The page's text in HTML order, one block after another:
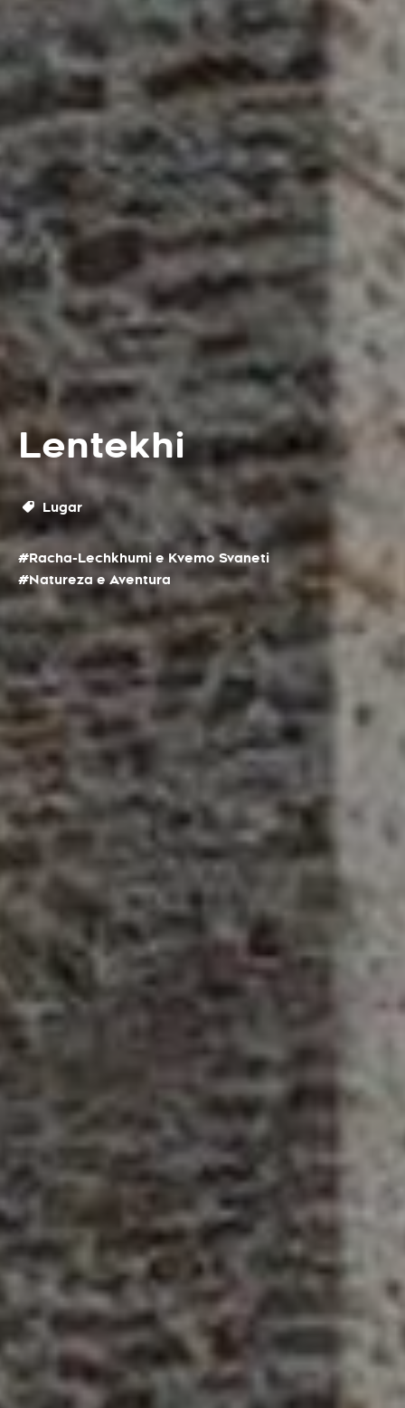
Lentekhi
Lugar
#Racha-Lechkhumi e Kvemo Svaneti
#Natureza e Aventura